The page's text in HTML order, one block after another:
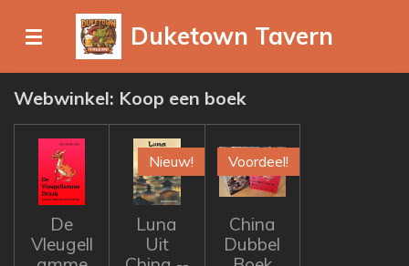
direct
Duketown Tavern
Webwinkel: Koop een boek
De
Vleugell
Nieuw!
Luna
Uit
Voordeel!
China
Dubbel